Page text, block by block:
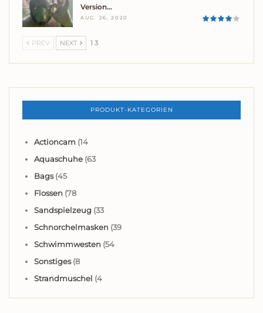
Version…
AUG. 26, 2020
PREV NEXT 1 3
PRODUKT-KATEGORIEN
Actioncam (14
Aquaschuhe (63
Bags (45
Flossen (78
Sandspielzeug (33
Schnorchelmasken (39
Schwimmwesten (54
Sonstiges (8
Strandmuschel (4